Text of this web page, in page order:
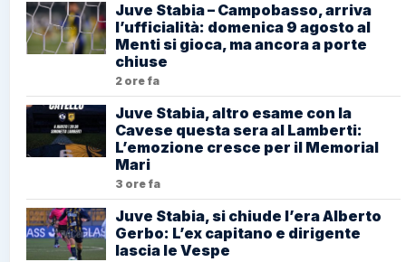
Juve Stabia – Campobasso, arriva
l’ufficialità: domenica 9 agosto al
Menti si gioca, ma ancora a porte
chiuse
2 ore fa
Juve Stabia, altro esame con la
Cavese questa sera al Lamberti:
L’emozione cresce per il Memorial
Mari
3 ore fa
Juve Stabia, si chiude l’era Alberto
Gerbo: L’ex capitano e dirigente
lascia le Vespe